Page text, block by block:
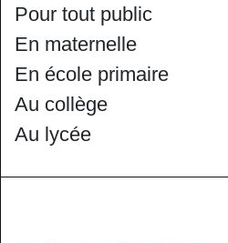
Pour tout public
En maternelle
En école primaire
Au collège
Au lycée